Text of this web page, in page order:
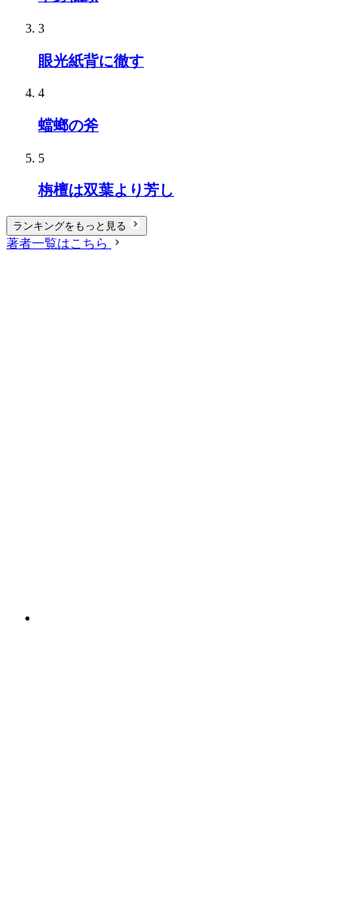
3
眼光紙背に徹す
4
蟷螂の斧
5
栴檀は双葉より芳し
ランキングをもっと見る
著者一覧はこちら